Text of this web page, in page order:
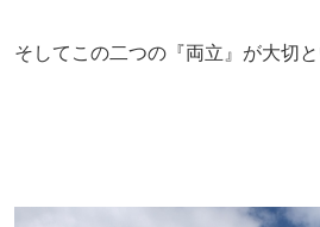
そしてこの二つの『両立』が大切と